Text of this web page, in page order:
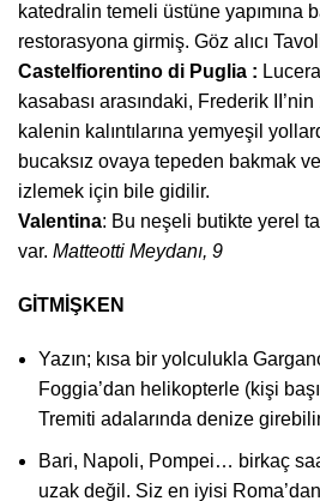
katedralin temeli üstüne yapımına
restorasyona girmiş. Göz alıcı
Castelfiorentino di Puglia :
kasabası arasındaki, Frederik
kalenin kalıntılarına yemyeşil
bucaksız ovaya tepeden bakmak
izlemek için bile gidilir.
Valentina: Bu neşeli butikte yerel
var. Matteotti Meydanı, 9
GİTMİŞKEN
Yazın; kısa bir yolculukla
Foggia’dan helikopterle (kişi
Tremiti adalarında denize
Bari, Napoli, Pompei… birkaç
uzak değil. Siz en iyisi